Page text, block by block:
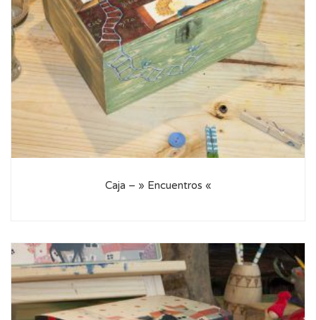
Caja – » Encuentros «